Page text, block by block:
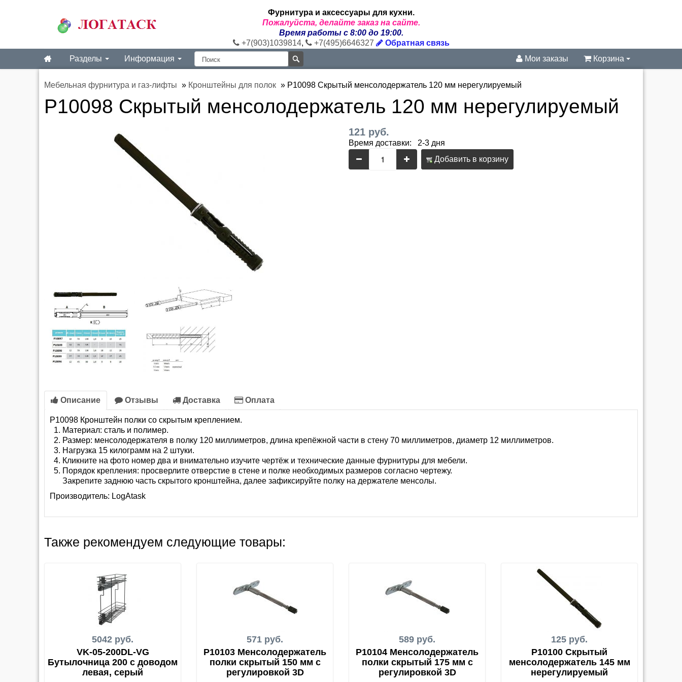
Фурнитура и аксессуары для кухни.
Пожалуйста, делайте заказ на сайте.
Время работы с 8:00 до 19:00.
+7(903)1039814, +7(495)6646327
Обратная связь
Разделы
Информация Мои заказы Корзина
Мебельная фурнитура и газ-лифты » Кронштейны для полок » P10098 Скрытый менсолодержатель 120 мм нерегулируемый
P10098 Скрытый менсолодержатель 120 мм нерегулируемый
121 руб.
Время доставки: 2-3 дня
Добавить в корзину
Описание Отзывы Доставка Оплата
P10098 Кронштейн полки со скрытым креплением.
Материал: сталь и полимер.
Размер: менсолодержателя в полку 120 миллиметров, длина крепёжной части в стену 70 миллиметров, диаметр 12 миллиметров.
Нагрузка 15 килограмм на 2 штуки.
Кликните на фото номер два и внимательно изучите чертёж и технические данные фурнитуры для мебели.
Порядок крепления: просверлите отверстие в стене и полке необходимых размеров согласно чертежу.
Закрепите заднюю часть скрытого кронштейна, далее зафиксируйте полку на держателе менсолы.
Производитель: LogAtask
Также рекомендуем следующие товары:
5042 руб.
VK-05-200DL-VG
Бутылочница 200 с доводом
левая, серый
571 руб.
P10103 Менсолодержатель
полки скрытый 150 мм с
регулировкой 3D
589 руб.
P10104 Менсолодержатель
полки скрытый 175 мм с
регулировкой 3D
125 руб.
P10100 Скрытый
менсолодержатель 145 мм
нерегулируемый